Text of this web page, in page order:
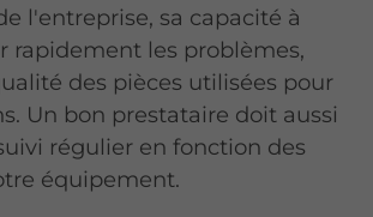
l'entreprise, sa capacité à
rapidement les problèmes,
des pièces utilisées pour
Un bon prestataire doit aussi
régulier en fonction des
équipement.